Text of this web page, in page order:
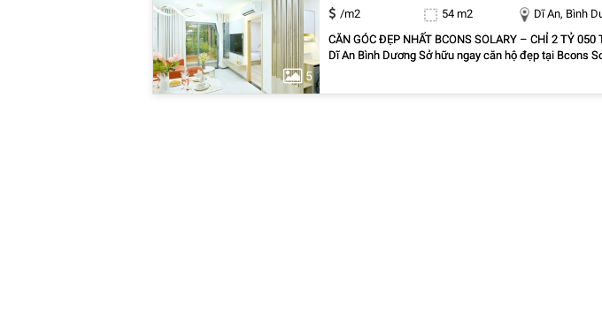
5
/m2 54 m2
Dĩ An, Bình
CĂN GÓC ĐẸP NHẤT BCONS SOLARY – CHỈ 2 TỶ 050 TR 2PN - 2WC BAN CÔNG ĐÔNG
Dĩ An Bình Dương Sở hữu ngay căn hộ đẹp tại Bcons Solary – tâm điểm phát triển của Tân Đông